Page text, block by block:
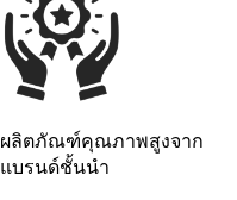
ผลิตภัณฑ์คุณภาพสูงจาก
แบรนด์ชั้นนำ